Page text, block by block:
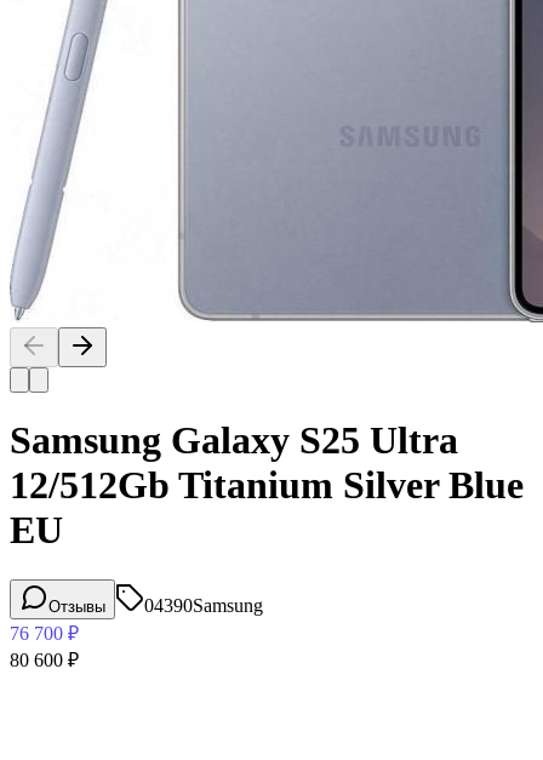
Samsung Galaxy S25 Ultra
12/512Gb Titanium Silver Blue
EU
Отзывы 04390Samsung
76 700 ₽
80 600 ₽